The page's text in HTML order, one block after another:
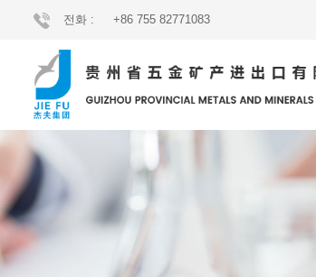
전화 : +86 755 82771083